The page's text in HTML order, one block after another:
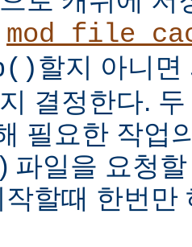
할지 아니
결정한다.
필요한 작업
파일을 요청
할때 한번만